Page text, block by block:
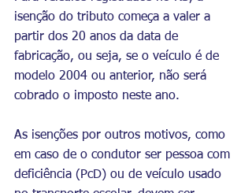
isenção do tributo começa a valer a
partir dos 20 anos da data de
fabricação, ou seja, se o veículo é de
modelo 2004 ou anterior, não será
cobrado o imposto neste ano.
As isenções por outros motivos, como
em caso de o condutor ser pessoa com
deficiência (PcD) ou de veículo usado